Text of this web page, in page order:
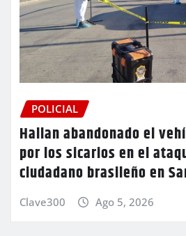
POLICIAL
Hallan abandonado el
por los sicarios en el
ciudadano brasileño en
Clave300 Ago 5, 2026